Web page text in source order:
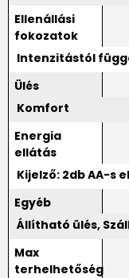
Ellenállási
fokozatok
Intenzitástól
Ülés
Komfort
Energia
ellátás
Kijelző: 2db AA-s
Egyéb
Állítható ülés,
Max
terhelhetőség